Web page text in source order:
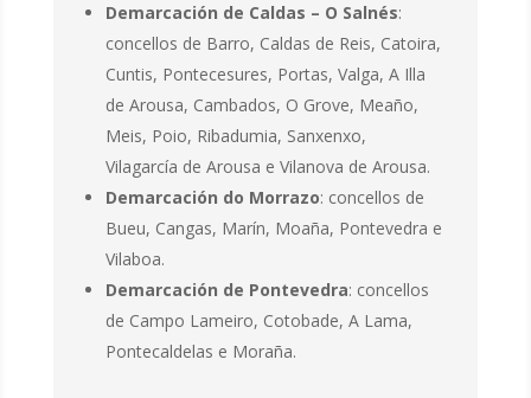
Demarcación de Caldas – O Salnés:
concellos de Barro, Caldas de Reis, Catoira,
Cuntis, Pontecesures, Portas, Valga, A Illa
de Arousa, Cambados, O Grove, Meaño,
Meis, Poio, Ribadumia, Sanxenxo,
Vilagarcía de Arousa e Vilanova de Arousa.
Demarcación do Morrazo: concellos de
Bueu, Cangas, Marín, Moaña, Pontevedra e
Vilaboa.
Demarcación de Pontevedra: concellos
de Campo Lameiro, Cotobade, A Lama,
Pontecaldelas e Moraña.